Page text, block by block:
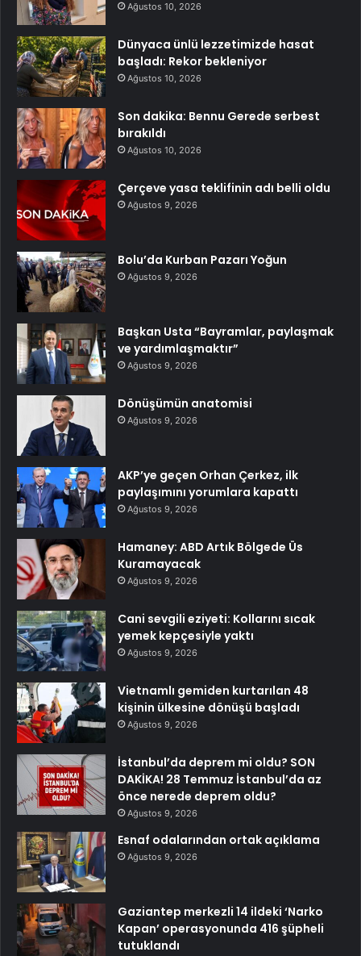
Ağustos 10, 2026
Dünyaca ünlü lezzetimizde hasat
başladı: Rekor bekleniyor
Ağustos 10, 2026
Son dakika: Bennu Gerede serbest
bırakıldı
Ağustos 10, 2026
Çerçeve yasa teklifinin adı belli oldu
Ağustos 9, 2026
Bolu’da Kurban Pazarı Yoğun
Ağustos 9, 2026
Başkan Usta “Bayramlar, paylaşmak
ve yardımlaşmaktır”
Ağustos 9, 2026
Dönüşümün anatomisi
Ağustos 9, 2026
AKP’ye geçen Orhan Çerkez, ilk
paylaşımını yorumlara kapattı
Ağustos 9, 2026
Hamaney: ABD Artık Bölgede Üs
Kuramayacak
Ağustos 9, 2026
Cani sevgili eziyeti: Kollarını sıcak
yemek kepçesiyle yaktı
Ağustos 9, 2026
Vietnamlı gemiden kurtarılan 48
kişinin ülkesine dönüşü başladı
Ağustos 9, 2026
İstanbul’da deprem mi oldu? SON
DAKİKA! 28 Temmuz İstanbul’da az
önce nerede deprem oldu?
Ağustos 9, 2026
Esnaf odalarından ortak açıklama
Ağustos 9, 2026
Gaziantep merkezli 14 ildeki ‘Narko
Kapan’ operasyonunda 416 şüpheli
tutuklandı